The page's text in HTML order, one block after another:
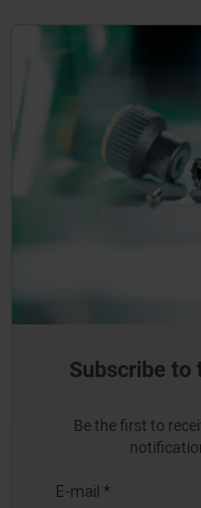
Subscribe to
Be the first to